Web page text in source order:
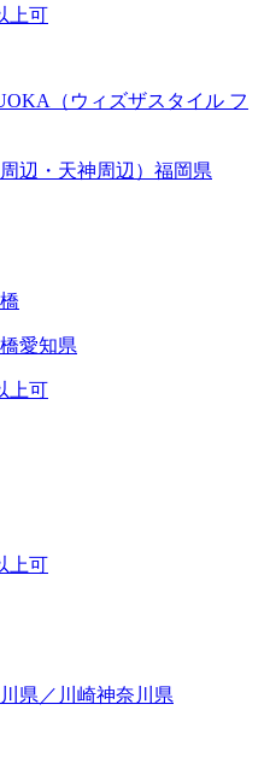
上可
（ウィズザスタイル フ
辺・天神周辺） 福岡県
愛知県
上可
上可
県／川崎神奈川県